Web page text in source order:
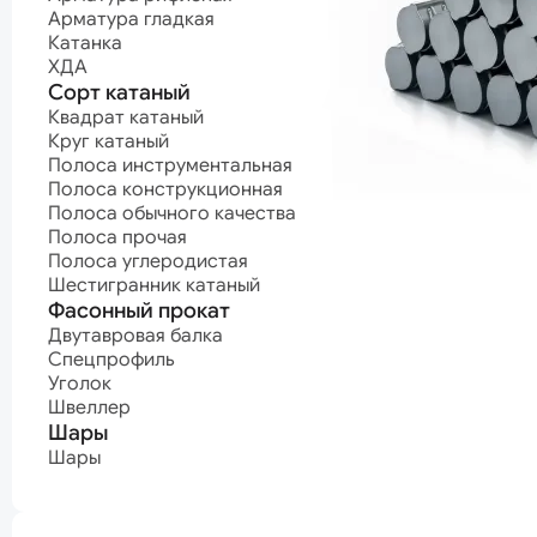
Шестигранник катаный
Фасонный прокат
Двутавровая балка
Спецпрофиль
Уголок
Швеллер
Шары
Шары
Нержавеющая сталь
Нержавеющий лист
Нержавеющий лист горячекатаный
Нержавеющий лист холоднокатаный
Нержавеющий сорт
Квадрат нержавеющий
Круг нержавеющий
Полоса нержавеющая
Шестигранник нержавеющий
Канат
Канат
Канат с
покрытием
Канат светлый
Проволока
Арматура гладкая
Катанка
ХДА
Сорт катаный
Квадрат катаный
Круг катаный
Полоса инструментальная
Полоса конструкционная
Полоса обычного качества
Полоса прочая
Полоса углеродистая
Шестигранник катаный
Фасонный прокат
Двутавровая балка
Спецпрофиль
Уголок
Швеллер
Шары
Шары